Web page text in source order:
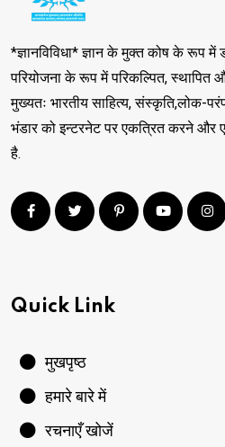
*ज्ञानविविधा* ज्ञान के मुक्त कोष के रूप में
परियोजना के रूप में परिकल्पित, स्थापित
मुख्यतः भारतीय साहित्य, संस्कृति,लोक-
भंडार को इन्टरनेट पर एकत्रित करने और
है.
Quick Link
मुखपृष्ठ
हमारे बारे में
रचनाएँ खोजें